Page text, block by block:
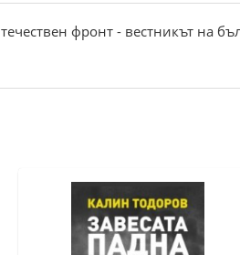
фронт - вестникът на